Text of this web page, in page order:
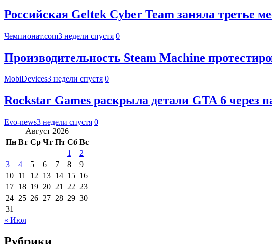
Российская Geltek Cyber Team заняла третье
Чемпионат.com3 недели спустя 0
Производительность Steam Machine
MobiDevices3 недели спустя 0
Rockstar Games раскрыла детали GTA 6 через
Evo-news3 недели спустя 0
Август 2026
Пн Вт Ср Чт Пт Сб Вс
1
2
3
4 5 6 7 8
9
10 11 12 13 14 15 16
17 18 19 20 21 22 23
24 25 26 27 28 29 30
31
« Июл